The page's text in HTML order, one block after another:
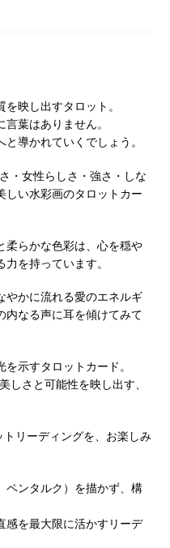
映し出すタロット。
葉はありません。
導かれていくでしょう。
・女性らしさ・強さ・しな
しい水彩画のタロットカー
柔らかな色彩は、心を穏や
を持っています。
やかに流れる愛のエネルギ
内なる声に耳を傾けてみて
示すタロットカード。
しさと可能性を映し出す、
リーディングを、お楽しみ
ペンタルク）を描かず、構
感を最大限に活かすリーデ